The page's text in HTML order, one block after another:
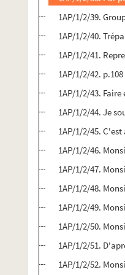
1AP/1/2/39.
1AP/1/2/40.
1AP/1/2/41.
1AP/1/2/42.
1AP/1/2/43.
1AP/1/2/44. Je
1AP/1/2/45.
1AP/1/2/46.
1AP/1/2/47.
1AP/1/2/48.
1AP/1/2/49.
1AP/1/2/50.
1AP/1/2/51.
1AP/1/2/52.